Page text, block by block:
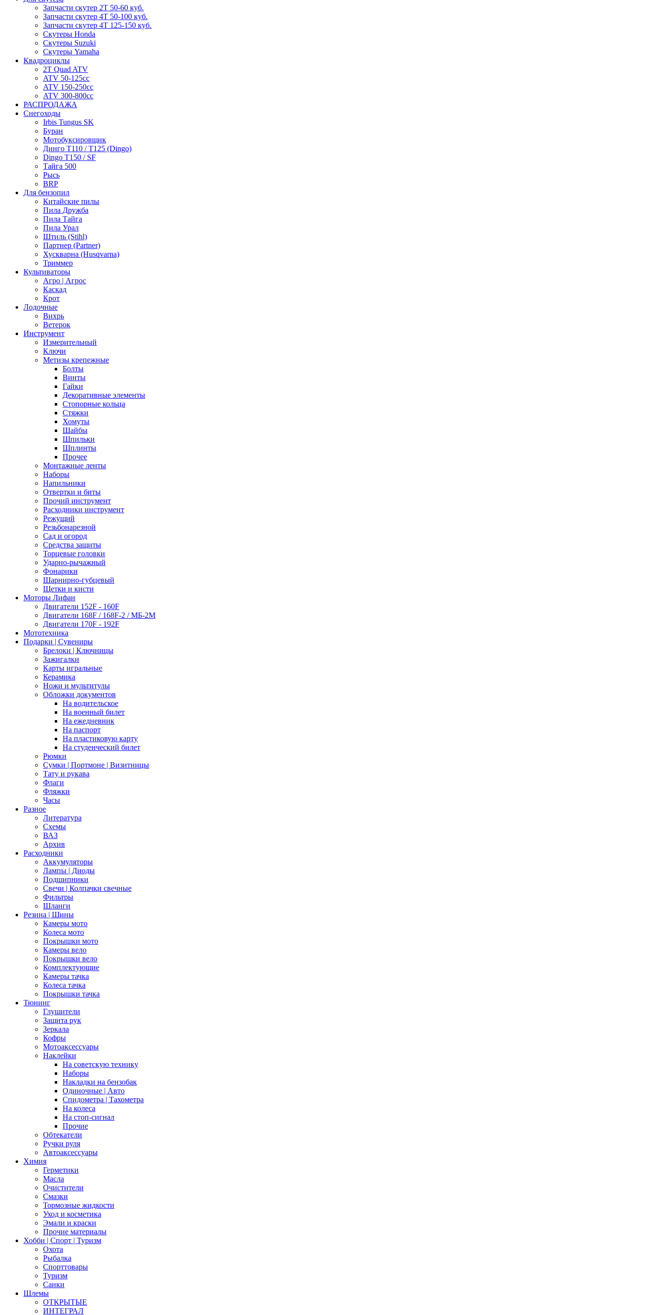
Запчасти скутер 2Т 50-60 куб.
Запчасти скутер 4Т 50-100 куб.
Запчасти скутер 4Т 125-150 куб.
Скутеры Honda
Скутеры Suzuki
Скутеры Yamaha
Квадроциклы
2T Quad ATV
ATV 50-125cc
ATV 150-250cc
ATV 300-800cc
РАСПРОДАЖА
Снегоходы
Irbis Tungus SK
Буран
Мотобуксировщик
Динго T110 / T125 (Dingo)
Dingo T150 / SF
Тайга 500
Рысь
BRP
Для бензопил
Китайские пилы
Пила Дружба
Пила Тайга
Пила Урал
Штиль (Stihl)
Партнер (Partner)
Хускварна (Husqvarna)
Триммер
Культиваторы
Агро | Агрос
Каскад
Крот
Лодочные
Вихрь
Ветерок
Инструмент
Измерительный
Ключи
Метизы крепежные
Болты
Винты
Гайки
Декоративные элементы
Стопорные кольца
Стяжки
Хомуты
Шайбы
Шпильки
Шплинты
Прочее
Монтажные ленты
Наборы
Напильники
Отвертки и биты
Прочий инструмент
Расходники инструмент
Режущий
Резьбонарезной
Сад и огород
Средства защиты
Торцевые головки
Ударно-рычажный
Фонарики
Шарнирно-губцевый
Щетки и кисти
Моторы Лифан
Двигатели 152F - 160F
Двигатели 168F / 168F-2 / МБ-2М
Двигатели 170F - 192F
Мототехника
Подарки | Сувениры
Брелоки | Ключницы
Зажигалки
Карты игральные
Керамика
Ножи и мультитулы
Обложки документов
На водительское
На военный билет
На ежедневник
На паспорт
На пластиковую карту
На студенческий билет
Рюмки
Сумки | Портмоне | Визитницы
Тату и рукава
Флаги
Фляжки
Часы
Разное
Литература
Схемы
ВАЗ
Архив
Расходники
Аккумуляторы
Лампы | Диоды
Подшипники
Свечи | Колпачки свечные
Фильтры
Шланги
Резина | Шины
Камеры мото
Колеса мото
Покрышки мото
Камеры вело
Покрышки вело
Комплектующие
Камеры тачка
Колеса тачка
Покрышки тачка
Тюнинг
Глушители
Защита рук
Зеркала
Кофры
Мотоаксессуары
Наклейки
На советскую технику
Наборы
Накладки на бензобак
Одиночные | Авто
Спидометра | Тахометра
На колеса
На стоп-сигнал
Прочие
Обтекатели
Ручки руля
Автоаксессуары
Химия
Герметики
Масла
Очистители
Смазки
Тормозные жидкости
Уход и косметика
Эмали и краски
Прочие материалы
Хобби | Cпорт | Туризм
Охота
Рыбалка
Спорттовары
Туризм
Санки
Шлемы
ОТКРЫТЫЕ
ИНТЕГРАЛ